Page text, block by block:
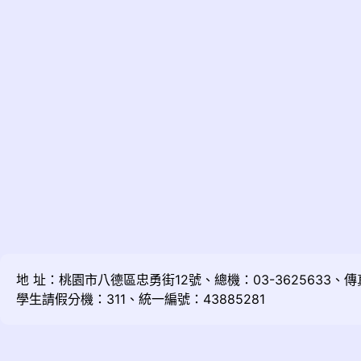
地 址：桃園市八德區忠勇街12號、總機：03-3625633、
學生請假分機：311、統一編號：43885281